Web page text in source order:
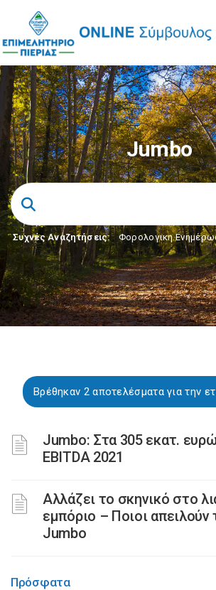
Jumbo
Συχνές Αναζητήσεις: Φορολογικη
Βρέθηκαν 2 αποτελέσματα για την
Jumbo: Στα 305 εκατ.
EBITDA 2021
Αλλάζει το σκηνικό στο
εμπόριο – Ποιοι απειλούν
Jumbo
Πρόσφατα